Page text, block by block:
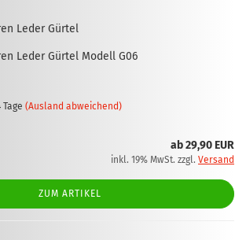
Leder Gür­tel
Leder Gür­tel Mo­dell G06
(Ausland abweichend)
ab 29,90 EUR
inkl. 19% MwSt. zzgl. Versand
ZUM ARTIKEL